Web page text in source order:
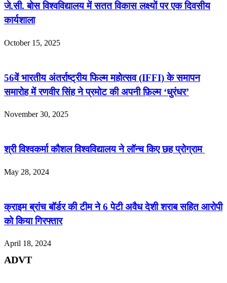
जे.सी. बोस विश्वविद्यालय में सतत विकास लक्ष्यों पर एक दिवसीय
कार्यशाला
October 15, 2025
56वें भारतीय अंतर्राष्ट्रीय फिल्म महोत्सव (IFFI) के समापन
समारोह में रणवीर सिंह ने प्रमोट की अपनी फ़िल्म ‘धुरंधर’
November 30, 2025
श्री विश्वकर्मा कौशल विश्वविद्यालय ने लॉन्च किए छह प्रोग्राम
May 28, 2024
क्राइम ब्रांच बॉर्डर की टीम ने 6 पेटी अवैध देशी शराब सहित आरोपी
को किया गिरफ्तार
April 18, 2024
ADVT